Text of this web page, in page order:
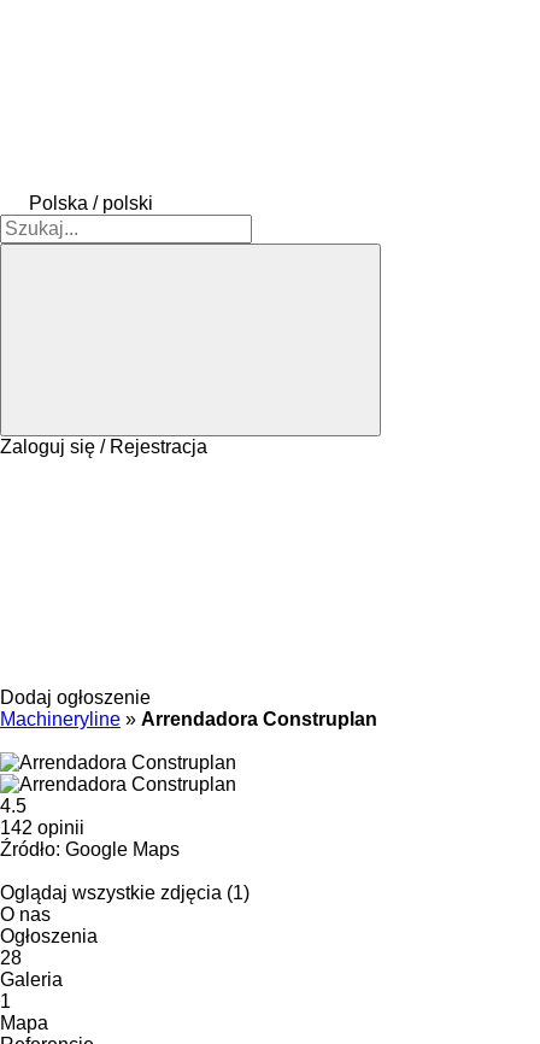
Polska / polski
Zaloguj się / Rejestracja
Dodaj ogłoszenie
Machineryline » Arrendadora Construplan
4.5
142 opinii
Źródło: Google Maps
Oglądaj wszystkie zdjęcia (1)
O nas
Ogłoszenia
28
Galeria
1
Mapa